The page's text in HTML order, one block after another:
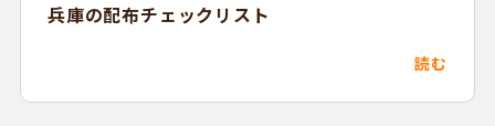
兵庫の配布チェックリスト
読む